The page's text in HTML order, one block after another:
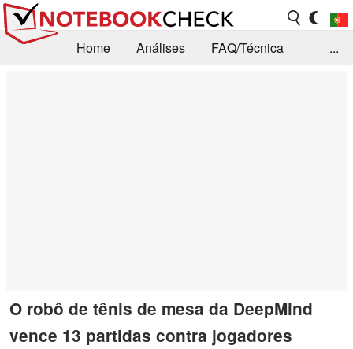
Home Análises
FAQ/Técnica
...
O robô de tênis de mesa da DeepMind
vence 13 partidas contra jogadores